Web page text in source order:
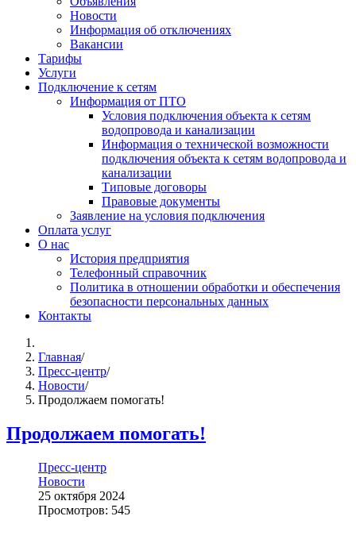
Новости
Информация об отключениях
Вакансии
Тарифы
Услуги
Подключение к сетям
Информация от ПТО
Условия подключения объекта к сетям
водопровода и канализации
Информация о технической возможности
подключения объекта к сетям водопровода и
канализации
Типовые договоры
Правовые документы
Заявление на условия подключения
Оплата услуг
О нас
История предприятия
Телефонный справочник
Политика в отношении обработки и обеспечения
безопасности персональных данных
Контакты
Главная/
Пресс-центр/
Новости/
Продолжаем помогать!
Продолжаем помогать!
Пресс-центр
Новости
25 октября 2024
Просмотров: 545